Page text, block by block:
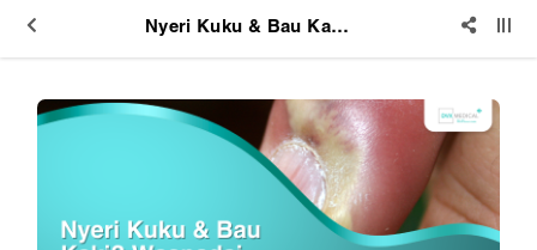
Nyeri Kuku & Bau Kaki? Waspadai Paronikia yang Sering Tidak Disadari